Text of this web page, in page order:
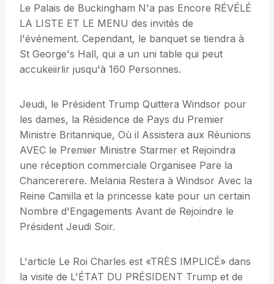
Le Palais de Buckingham N'a pas Encore RÉVÉLÉ
LA LISTE ET LE MENU des invités de
l'événement. Cependant, le banquet se tiendra à
St George's Hall, qui a un uni table qui peut
accukeiirlir jusqu'à 160 Personnes.
Jeudi, le Président Trump Quittera Windsor pour
les dames, la Résidence de Pays du Premier
Ministre Britannique, Où il Assistera aux Réunions
AVEC le Premier Ministre Starmer et Rejoindra
une réception commerciale Organisee Pare la
Chancererere. Melania Restera à Windsor Avec la
Reine Camilla et la princesse kate pour un certain
Nombre d'Engagements Avant de Rejoindre le
Président Jeudi Soir.
L'article Le Roi Charles est «TRÈS IMPLICÉ» dans
la visite de L'ÉTAT DU PRÉSIDENT Trump et de